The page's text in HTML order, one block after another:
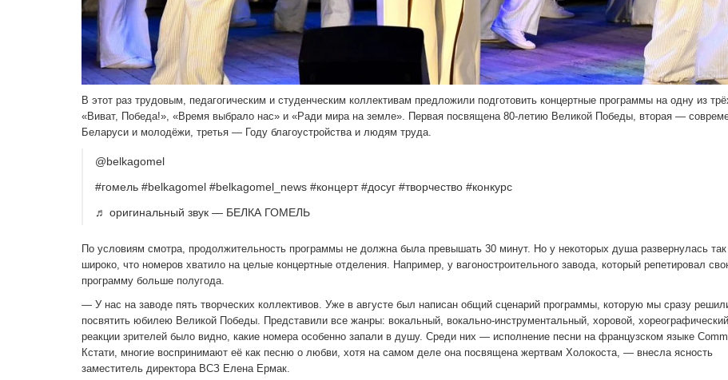
В этот раз трудовым, педа­гогическим и студенческим коллективам предложили под­готовить концертные програм­мы на одну из
«Ви­ват, Победа!», «Время выбра­ло нас» и «Ради мира на зем­ле». Первая посвящена 80-ле­тию Великой Победы, вторая —
Беларуси и молодёжи, третья — Году бла­гоустройства и людям труда.
@belkagomel
#гомель #belkagomel #belkagomel_news #концерт #досуг #творчество #конкурс
♬ оригинальный звук — БЕЛКА ГОМЕЛЬ
По условиям смотра, про­должительность программы не должна была превышать 30 минут. Но у некоторых ду­ша развернулась так
широко, что номеров хватило на це­лые концертные отделения. Например, у вагоностроитель­ного завода, который репети­ровал
программу боль­ше полугода.
— У нас на заводе пять творческих коллективов. Уже в августе был написан об­щий сценарий программы, которую мы сразу
посвятить юбилею Великой Победы. Представили все жанры: вокальный, вокально-инструментальный, хоро­вой,
реакции зрителей было вид­но, какие номера особенно запали в душу. Среди них — исполнение песни на француз­ском языке
Кста­ти, многие воспринимают её как песню о любви, хотя на са­мом деле она посвящена жерт­вам Холокоста, — внесла яс­ность
заместитель директора ВСЗ Елена Ермак.